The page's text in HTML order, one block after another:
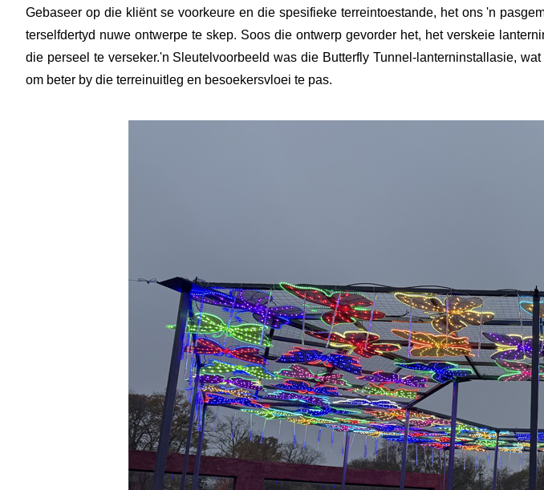
Gebaseer op die kliënt se voorkeure en die spesifieke terreintoestande, het ons 'n
terselfdertyd nuwe ontwerpe te skep. Soos die ontwerp gevorder het, het verskeie
die perseel te verseker.'n Sleutelvoorbeeld was die Butterfly Tunnel-lanterninstallasie,
om beter by die terreinuitleg en besoekersvloei te pas.